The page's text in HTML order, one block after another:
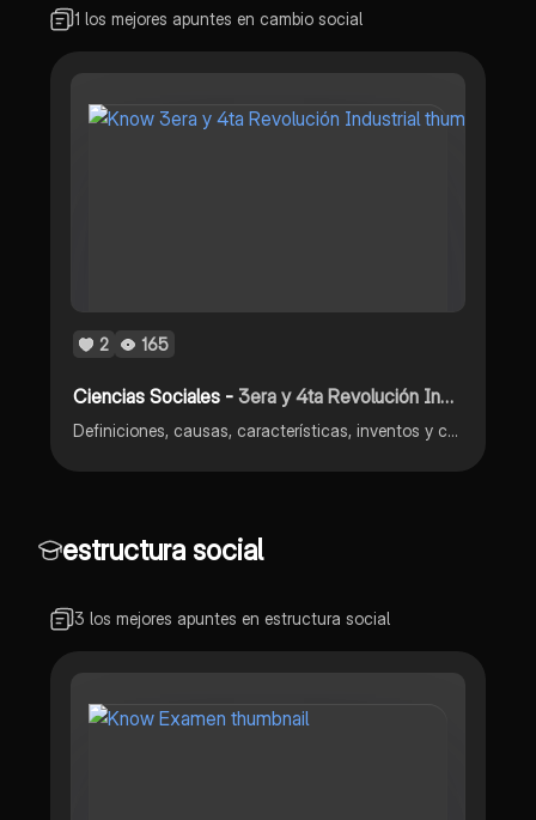
1 los mejores apuntes en cambio social
2 165
Ciencias Sociales -3era y 4ta Revolución Industrial
Definiciones, causas, características, inventos y consecuencias
estructura social
3 los mejores apuntes en estructura social